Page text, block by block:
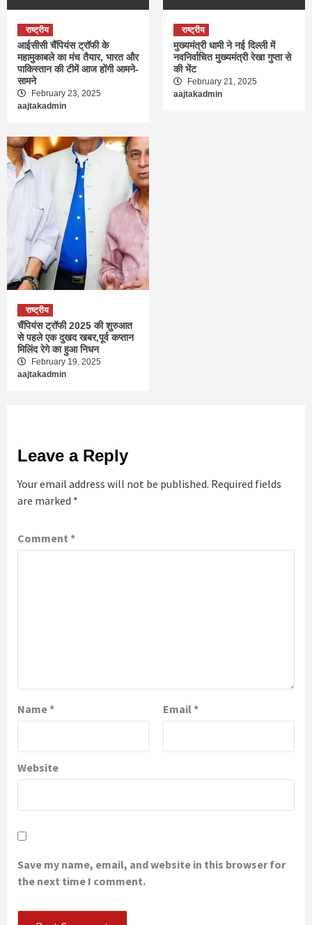
राष्ट्रीय
आईसीसी चैंपियंस ट्रॉफी के
महामुकाबले का मंच तैयार, भारत और
पाकिस्तान की टीमें आज होंगी आमने-
सामने
February 23, 2025
aajtakadmin
राष्ट्रीय
मुख्यमंत्री धामी ने नई दिल्ली में
नवनिर्वाचित मुख्यमंत्री रेखा गुप्ता से
की भेंट
February 21, 2025
aajtakadmin
राष्ट्रीय
चैंपियंस ट्रॉफी 2025 की शुरुआत
से पहले एक दुखद खबर,पूर्व कप्तान
मिलिंद रेगे का हुआ निधन
February 19, 2025
aajtakadmin
Leave a Reply
Your email address will not be published. Required fields
are marked *
Comment *
Name* Email*
Website
Save my name, email, and website in this browser for
the next time I comment.